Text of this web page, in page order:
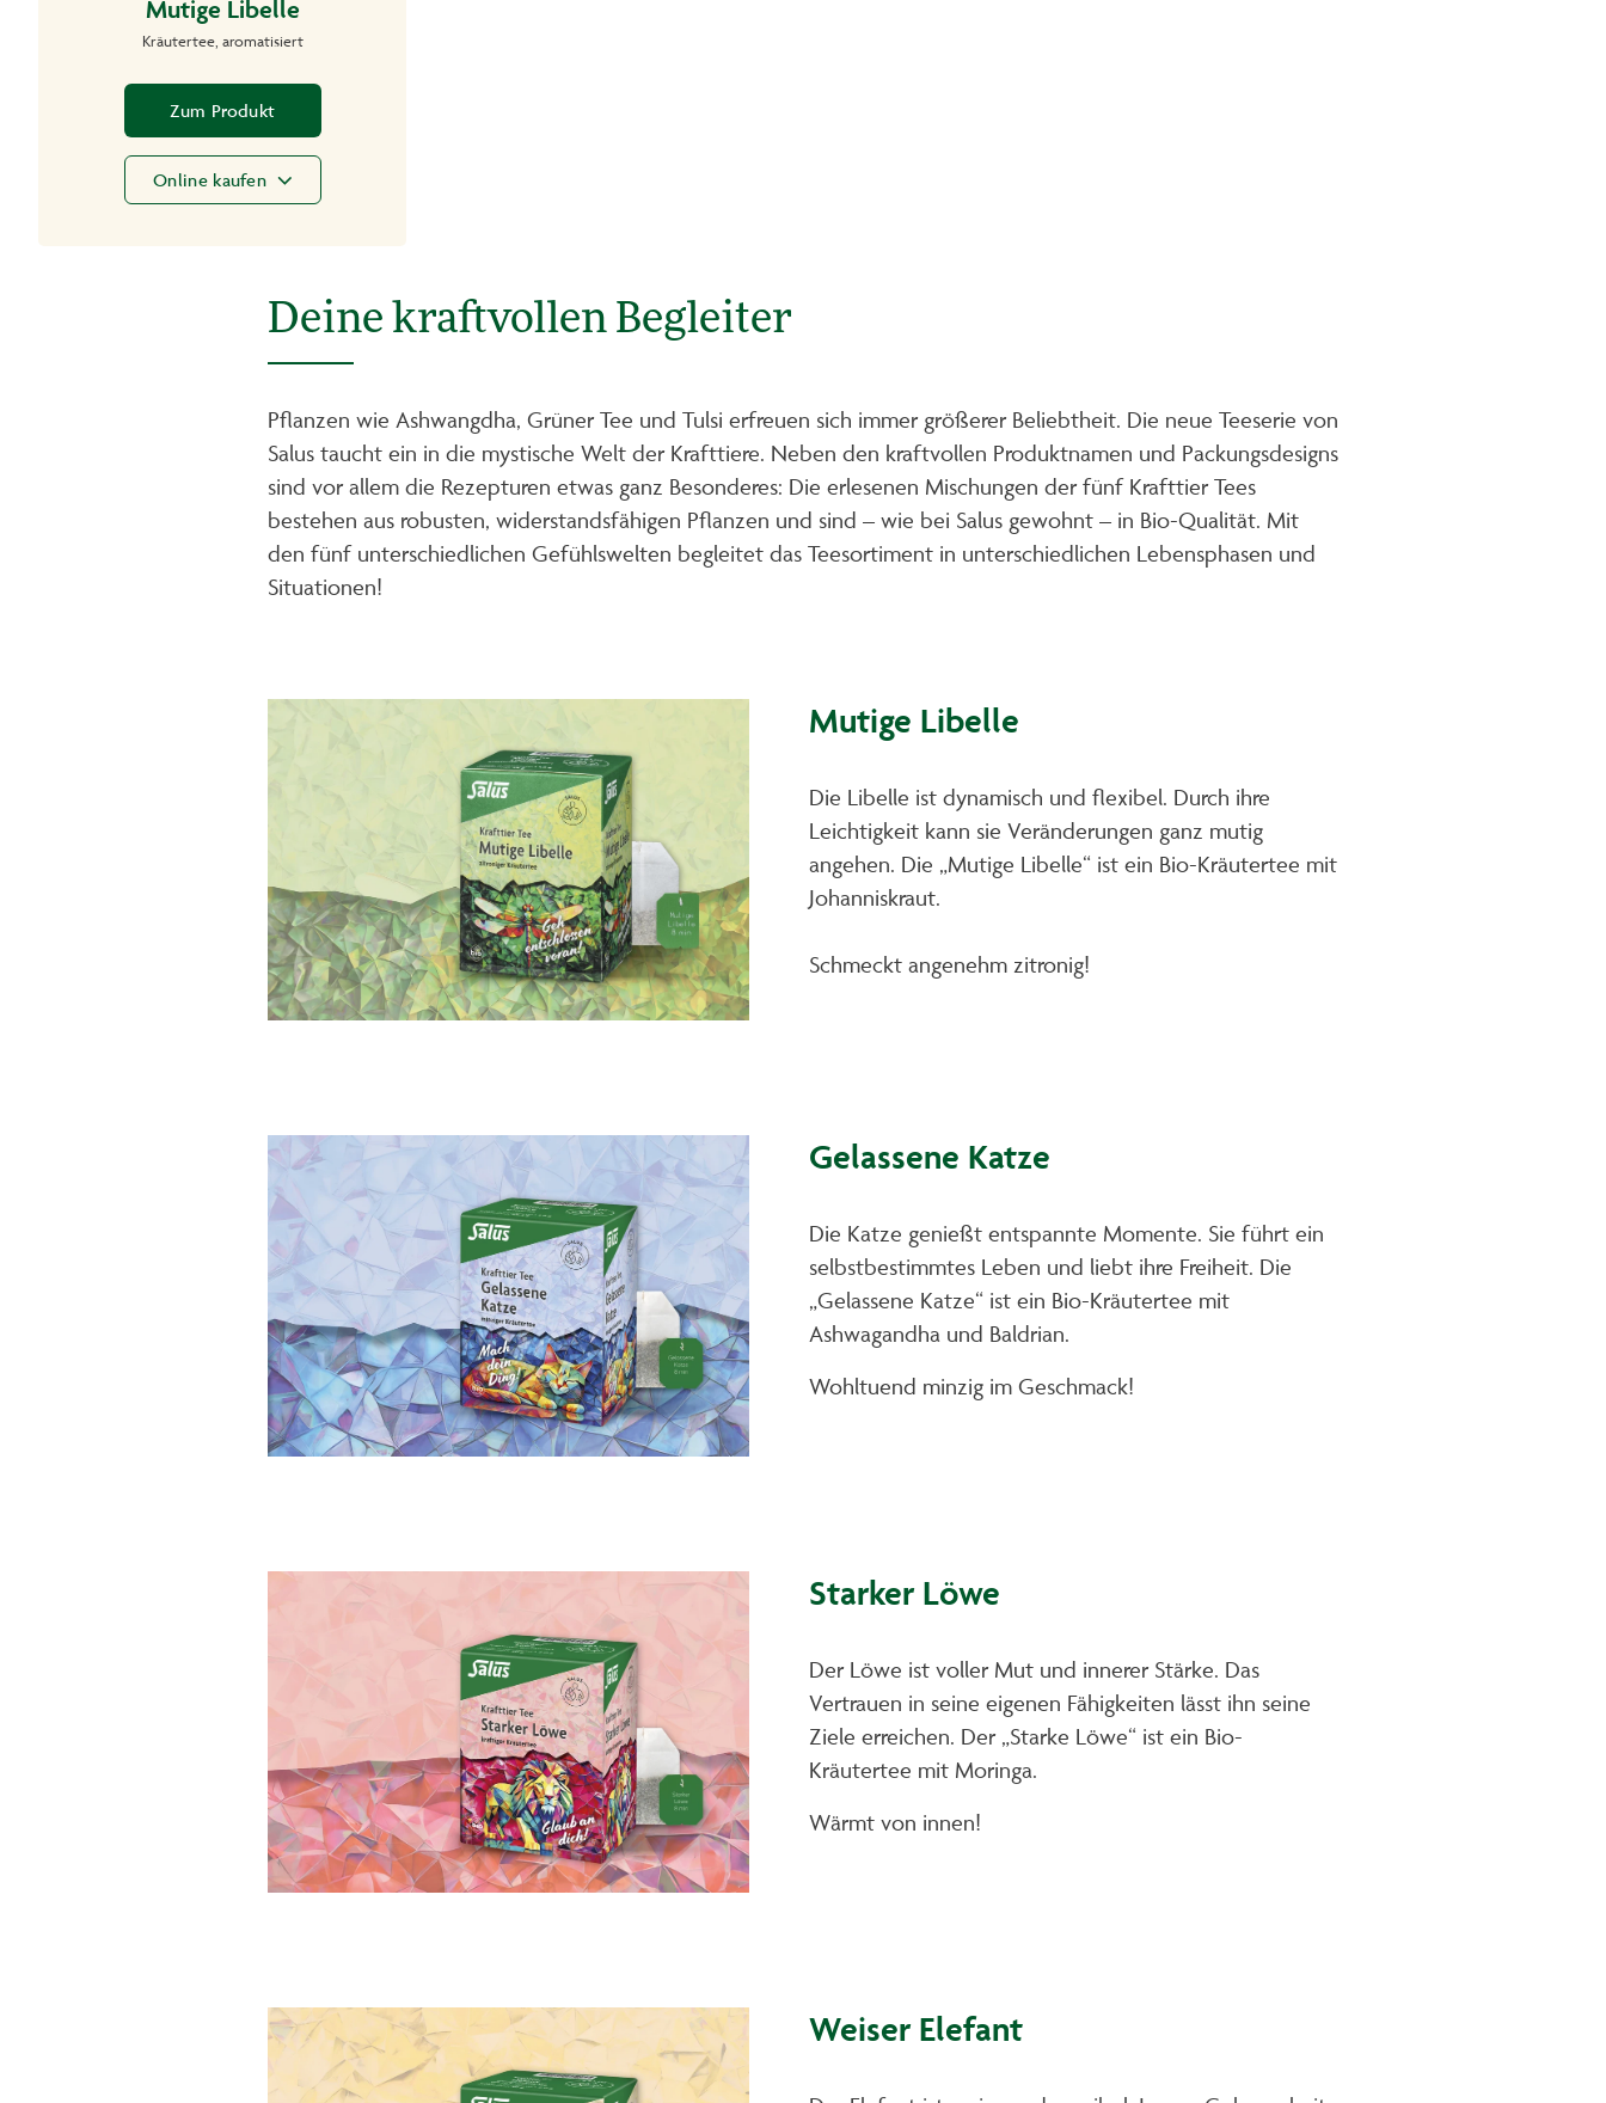
Mutige Libelle
Kräutertee, aromatisiert
Zum Produkt
Online kaufen
Deine kraftvollen Begleiter
Pflanzen wie Ashwangdha, Grüner Tee und Tulsi erfreuen sich immer größerer Beliebtheit. Die neue Teeserie von
Salus taucht ein in die mystische Welt der Krafttiere. Neben den kraftvollen Produktnamen und Packungsdesigns
sind vor allem die Rezepturen etwas ganz Besonderes: Die erlesenen Mischungen der fünf Krafttier Tees
bestehen aus robusten, widerstandsfähigen Pflanzen und sind – wie bei Salus gewohnt – in Bio-Qualität. Mit
den fünf unterschiedlichen Gefühlswelten begleitet das Teesortiment in unterschiedlichen Lebensphasen und
Situationen!
Mutige Libelle
Die Libelle ist dynamisch und flexibel. Durch ihre
Leichtigkeit kann sie Veränderungen ganz mutig
angehen. Die „Mutige Libelle“ ist ein Bio-Kräutertee mit
Johanniskraut.
Schmeckt angenehm zitronig!
Gelassene Katze
Die Katze genießt entspannte Momente. Sie führt ein
selbstbestimmtes Leben und liebt ihre Freiheit. Die
„Gelassene Katze“ ist ein Bio-Kräutertee mit
Ashwagandha und Baldrian.
Wohltuend minzig im Geschmack!
Starker Löwe
Der Löwe ist voller Mut und innerer Stärke. Das
Vertrauen in seine eigenen Fähigkeiten lässt ihn seine
Ziele erreichen. Der „Starke Löwe“ ist ein Bio-
Kräutertee mit Moringa.
Wärmt von innen!
Weiser Elefant